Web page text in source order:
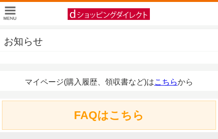
お知らせ
マイページ(購入履歴、領収書など)はこちらから
FAQはこちら